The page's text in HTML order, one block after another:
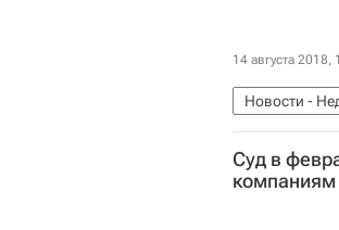
14 августа 2018,
Новости -
Суд в
компаниям